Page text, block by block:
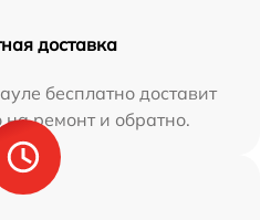
доставка
бесплатно доставит
на ремонт и обратно.